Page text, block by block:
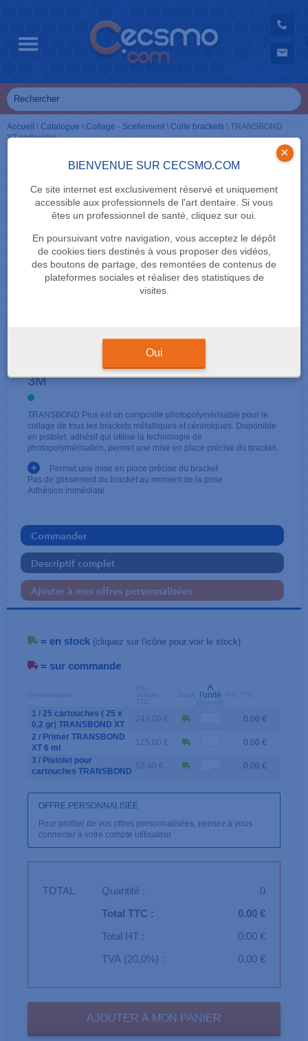
BIENVENUE SUR CECSMO.COM
Ce site internet est exclusivement réservé et uniquement
accessible aux professionnels de l'art dentaire. Si vous
êtes un professionnel de santé, cliquez sur oui.
En poursuivant votre navigation, vous acceptez le dépôt
de cookies tiers destinés à vous proposer des vidéos,
des boutons de partage, des remontées de contenus de
plateformes sociales et réaliser des statistiques de
visites.
×
Oui
Accueil \ Catalogue \ Collage - Scellement \ Colle brackets \ TRANSBOND
XT cartouche
TRANSBOND XT cartouche
3M
TRANSBOND Plus est un composite photopolymérisable pour le
collage de tous les brackets métalliques et céramiques. Disponible
en pistolet, adhésif qui utilise la technologie de
photopolymérisation, permet une mise en place précise du bracket.
+
Permet une mise en place précise du bracket
Pas de glissement du bracket au moment de la pose
Adhésion immédiate
Commander
Descriptif complet
Ajouter à mes offres personnalisées
= en stock (cliquez sur l'icône pour voir le stock)
= sur commande
A
l'unité
1 / 25 cartouches ( 25 x
0,2 gr) TRANSBOND XT
242.00 €
0.00 €
2 / Primer TRANSBOND
XT 6 ml
125.00 €
0.00 €
3 / Pistolet pour
cartouches TRANSBOND
53.40 € 0.00 €
OFFRE PERSONNALISÉE
Pour profiter de vos offres personnalisées, pensez à vous
connecter à votre compte utilisateur.
TOTAL Quantité :
0
Total TTC :
0.00 €
Total HT :
0.00 €
TVA (20,0%) :
0.00 €